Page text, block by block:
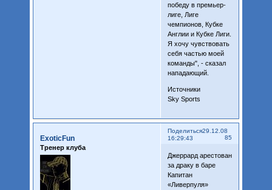
победу в премьер-
лиге, Лиге
чемпионов, Кубке
Англии и Кубке Лиги.
Я хочу чувствовать
себя частью моей
команды", - сказал
нападающий.
Источники
Sky Sports
Поделиться
85
29.12.08
16:29:43
ExoticFun
Тренер клуба
Джеррард арестован
за драку в баре
Капитан
«Ливерпуля»